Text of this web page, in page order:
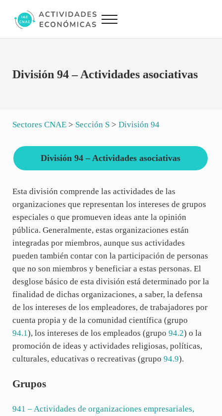
Actividades Económicas IAE CNAE
Menu
División 94 – Actividades asociativas
Sectores CNAE> Sección S> División 94
División 94 – Actividades asociativas
Esta división comprende las actividades de las
organizaciones que representan los intereses de grupos
especiales o que promueven ideas ante la opinión
pública. Generalmente, estas organizaciones están
integradas por miembros, aunque sus actividades
pueden también contar con la participación de personas
que no son miembros y beneficiar a estas personas. El
desglose básico de esta división está determinado por la
finalidad de dichas organizaciones, a saber, la defensa
de los intereses de los empleadores, de trabajadores por
cuenta propia y de la comunidad científica (grupo
94.1), los intereses de los empleados (grupo 94.2) o la
promoción de ideas y actividades religiosas, políticas,
culturales, educativas o recreativas (grupo 94.9).
Grupos
941 – Actividades de organizaciones empresariales,